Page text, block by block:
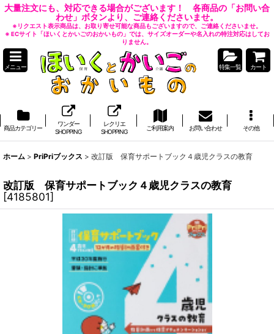
大量注文にも、対応できる場合がございます！ 各商品の「お問い合
わせ」ボタンより、ご連絡くださいませ。
※リクエスト表示商品は、お取り寄せ可能な商品もございますので、ご連絡くださいませ。
※ ECサイト「ほいくとかいごのおかいもの」では、サイズオーダーや名入れの特注対応はしてお
りません。
メニュー 特集一覧 カート
商品カテゴリー
ワンダー
SHOPPING
レクリエ
SHOPPING
ご利用案内 お問い合わせ その他
ホーム > PriPriブックス > 改訂版 保育サポートブック４歳児クラスの教育
改訂版 保育サポートブック４歳児クラスの教育
[4185801]